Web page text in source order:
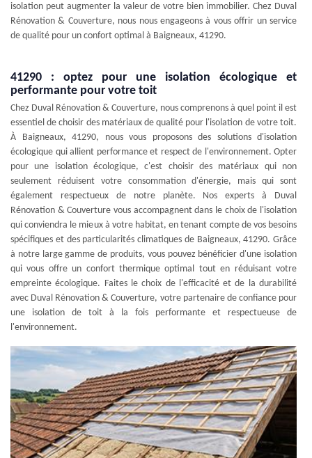
isolation peut augmenter la valeur de votre bien immobilier. Chez Duval
Rénovation & Couverture, nous nous engageons à vous offrir un service
de qualité pour un confort optimal à Baigneaux, 41290.
41290 : optez pour une isolation écologique et
performante pour votre toit
Chez Duval Rénovation & Couverture, nous comprenons à quel point il est
essentiel de choisir des matériaux de qualité pour l'isolation de votre toit.
À Baigneaux, 41290, nous vous proposons des solutions d'isolation
écologique qui allient performance et respect de l'environnement. Opter
pour une isolation écologique, c'est choisir des matériaux qui non
seulement réduisent votre consommation d'énergie, mais qui sont
également respectueux de notre planète. Nos experts à Duval
Rénovation & Couverture vous accompagnent dans le choix de l'isolation
qui conviendra le mieux à votre habitat, en tenant compte de vos besoins
spécifiques et des particularités climatiques de Baigneaux, 41290. Grâce
à notre large gamme de produits, vous pouvez bénéficier d'une isolation
qui vous offre un confort thermique optimal tout en réduisant votre
empreinte écologique. Faites le choix de l'efficacité et de la durabilité
avec Duval Rénovation & Couverture, votre partenaire de confiance pour
une isolation de toit à la fois performante et respectueuse de
l'environnement.